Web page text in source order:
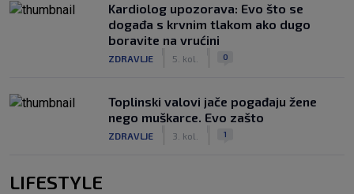
Kardiolog upozorava: Evo što se
događa s krvnim tlakom ako dugo
boravite na vrućini
ZDRAVLJE 5. kol. 0
Toplinski valovi jače pogađaju žene
nego muškarce. Evo zašto
ZDRAVLJE 3. kol. 1
LIFESTYLE